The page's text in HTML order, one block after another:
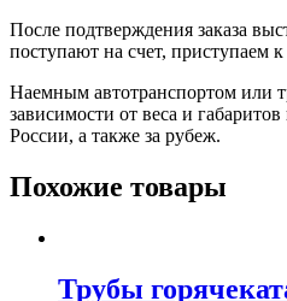
После подтверждения заказа
поступают на счет, приступаем
Наемным автотранспортом или
зависимости от веса и
России, а также за рубеж.
Похожие товары
Трубы